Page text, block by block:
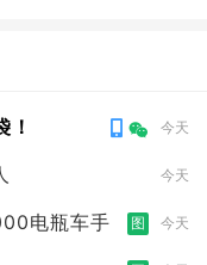
今天
今天
电瓶车手 图 今天